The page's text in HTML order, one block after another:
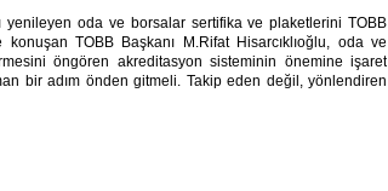
yenileyen oda ve borsalar sertifika ve plaketlerini TOBB
konuşan TOBB Başkanı M.Rifat Hisarcıklıoğlu, oda ve
öngören akreditasyon sisteminin önemine işaret
bir adım önden gitmeli. Takip eden değil, yönlendiren